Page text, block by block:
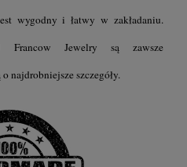
wygodny i łatwy w zakładaniu.
Francow Jewelry są zawsze
najdrobniejsze szczegóły.